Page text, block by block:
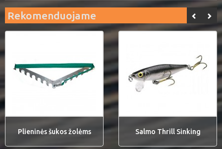
Rekomenduojame
Plieninės šukos žolėms Salmo Thrill Sinking